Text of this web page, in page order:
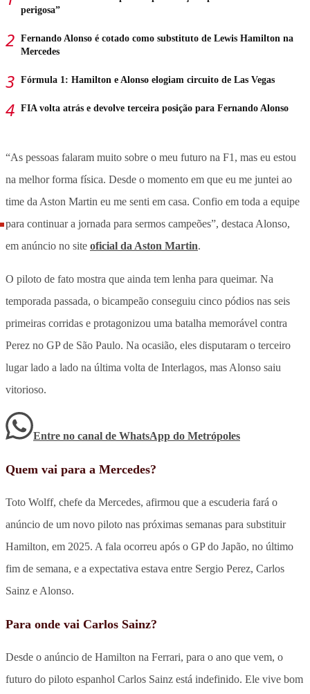
perigosa”
Fernando Alonso é cotado como substituto de Lewis Hamilton na
Mercedes
Fórmula 1: Hamilton e Alonso elogiam circuito de Las Vegas
FIA volta atrás e devolve terceira posição para Fernando Alonso
“As pessoas falaram muito sobre o meu futuro na F1, mas eu estou
na melhor forma física. Desde o momento em que eu me juntei ao
time da Aston Martin eu me senti em casa. Confio em toda a equipe
para continuar a jornada para sermos campeões”, destaca Alonso,
em anúncio no site oficial da Aston Martin.
O piloto de fato mostra que ainda tem lenha para queimar. Na
temporada passada, o bicampeão conseguiu cinco pódios nas seis
primeiras corridas e protagonizou uma batalha memorável contra
Perez no GP de São Paulo. Na ocasião, eles disputaram o terceiro
lugar lado a lado na última volta de Interlagos, mas Alonso saiu
vitorioso.
Entre no canal de WhatsApp do Metrópoles
Quem vai para a Mercedes?
Toto Wolff, chefe da Mercedes, afirmou que a escuderia fará o
anúncio de um novo piloto nas próximas semanas para substituir
Hamilton, em 2025. A fala ocorreu após o GP do Japão, no último
fim de semana, e a expectativa estava entre Sergio Perez, Carlos
Sainz e Alonso.
Para onde vai Carlos Sainz?
Desde o anúncio de Hamilton na Ferrari, para o ano que vem, o
futuro do piloto espanhol Carlos Sainz está indefinido. Ele vive bom